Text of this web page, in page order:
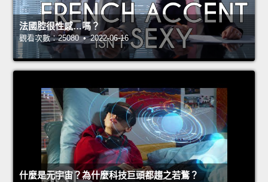
法國腔很性感…嗎？
觀看次數：25080 • 2022-06-16
什麼是元宇宙？為什麼科技巨頭都趨之若鶩？